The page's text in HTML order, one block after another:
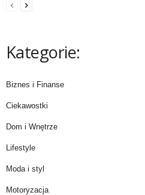
Kategorie:
Biznes i Finanse
Ciekawostki
Dom i Wnętrze
Lifestyle
Moda i styl
Motoryzacja